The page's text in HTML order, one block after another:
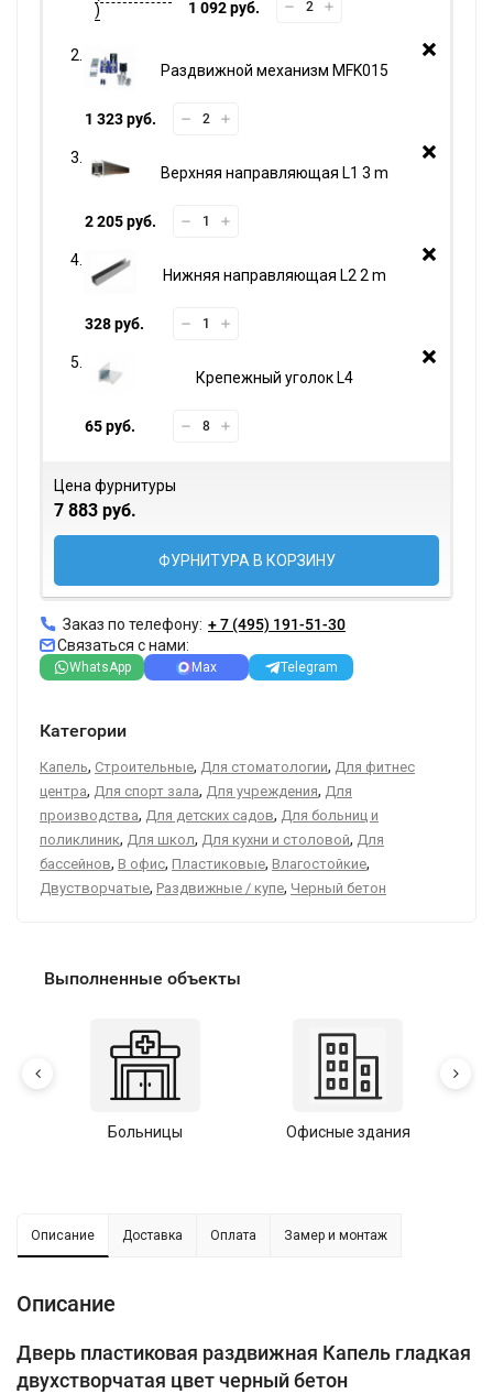
1 092 руб.
Раздвижной механизм MFK015
1 323 руб.
Верхняя направляющая L1 3 m
2 205 руб.
Нижняя направляющая L2 2 m
328 руб.
Крепежный уголок L4
65 руб.
Цена фурнитуры
7 883 руб.
ФУРНИТУРА В КОРЗИНУ
Заказ по телефону: + 7 (495) 191-51-30
Связаться с нами:
WhatsApp Max Telegram
Категории
Капель, Строительные, Для стоматологии, Для фитнес
центра, Для спорт зала, Для учреждения, Для
производства, Для детских садов, Для больниц и
поликлиник, Для школ, Для кухни и столовой, Для
бассейнов, В офис, Пластиковые, Влагостойкие,
Двустворчатые, Раздвижные / купе, Черный бетон
Выполненные объекты
Больницы Офисные здания
Описание Доставка Оплата Замер и монтаж
Описание
Дверь пластиковая раздвижная Капель гладкая
двухстворчатая цвет черный бетон